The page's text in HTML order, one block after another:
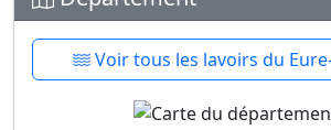
Voir tous les lavoirs du